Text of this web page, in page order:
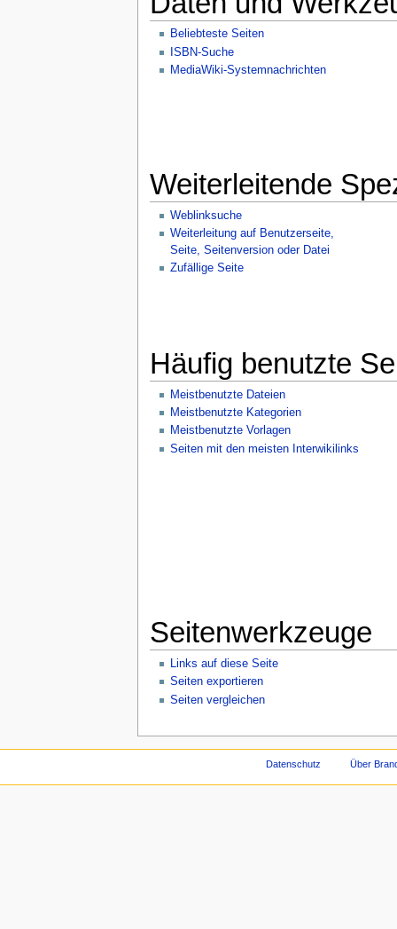
Beliebteste Seiten
ISBN-Suche
MediaWiki-Systemnachrichten
Weiterleitende
Weblinksuche
Weiterleitung auf Benutzerseite,
Seite, Seitenversion oder Datei
Zufällige Seite
Häufig benutzte
Meistbenutzte Dateien
Meistbenutzte Kategorien
Meistbenutzte Vorlagen
Seiten mit den meisten Interwikilinks
Seitenwerkzeuge
Links auf diese Seite
Seiten exportieren
Seiten vergleichen
Datenschutz Über